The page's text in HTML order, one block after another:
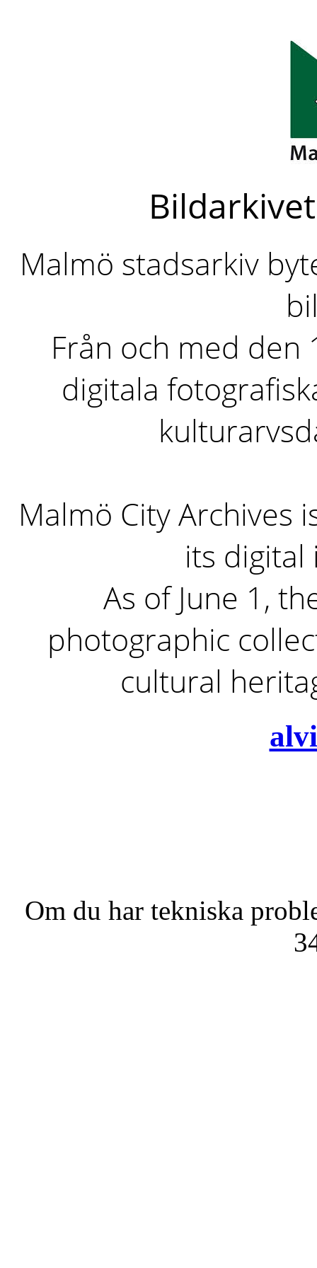
Malmö stadsarkiv
Från och med den
digitala
Malmö City Archives
its digital
As of June 1,
photographic
cultural
Om du har tekniska